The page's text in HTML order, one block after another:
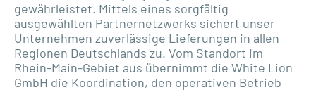
gewährleistet. Mittels eines sorgfältig
ausgewählten Partnernetzwerks sichert unser
Unternehmen zuverlässige Lieferungen in allen
Regionen Deutschlands zu. Vom Standort im
Rhein-Main-Gebiet aus übernimmt die White Lion
GmbH die Koordination, den operativen Betrieb